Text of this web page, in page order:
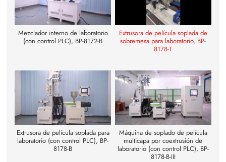
Mezclador interno de laboratorio
(con control PLC), BP-8172-B
Extrusora de película soplada de
sobremesa para laboratorio, BP-
8178-T
Extrusora de película soplada para
laboratorio (con control PLC), BP-
8178-B
Máquina de soplado de película
multicapa por coextrusión de
laboratorio (con control PLC), BP-
8178-B-III